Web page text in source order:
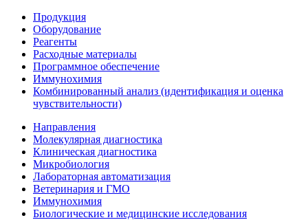
Продукция
Оборудование
Реагенты
Расходные материалы
Программное обеспечение
Иммунохимия
Комбинированный анализ (идентификация и оценка
чувствительности)
Направления
Молекулярная диагностика
Клиническая диагностика
Микробиология
Лабораторная автоматизация
Ветеринария и ГМО
Иммунохимия
Биологические и медицинские исследования